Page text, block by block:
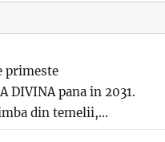
primeste
DIVINA pana in 2031.
din temelii,...